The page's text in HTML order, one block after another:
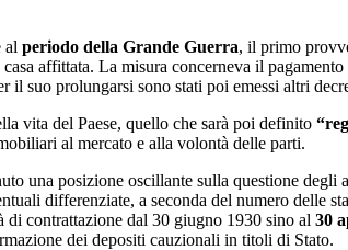
al periodo della Grande Guerra, il primo
affittata. La misura concerneva il
il suo prolungarsi sono stati poi emessi altri
vita del Paese, quello che sarà poi definito
al mercato e alla volontà delle parti.
una posizione oscillante sulla questione
differenziate, a seconda del numero delle
di contrattazione dal 30 giugno 1930 sino al 30
dei depositi cauzionali in titoli di Stato.